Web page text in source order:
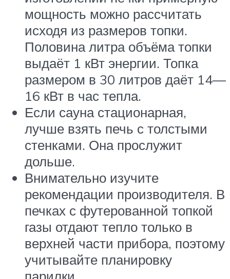
мощность можно рассчитать
исходя из размеров топки.
Половина литра объёма топки
выдаёт 1 кВт энергии. Топка
размером в 30 литров даёт 14—
16 кВт в час тепла.
Если сауна стационарная,
лучше взять печь с толстыми
стенками. Она прослужит
дольше.
Внимательно изучите
рекомендации производителя. В
печках с футерованной топкой
газы отдают тепло только в
верхней части прибора, поэтому
учитывайте планировку